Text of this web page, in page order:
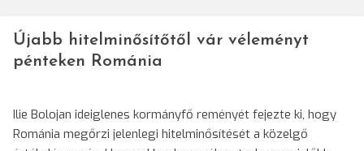
Újabb hitelminősítőtől vár véleményt
pénteken Románia
Ilie Bolojan ideiglenes kormányfő reményét fejezte ki, hogy
Románia megőrzi jelenlegi hitelminősítését a közelgő